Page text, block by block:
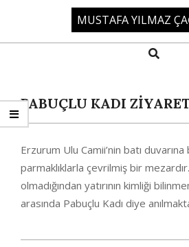
MUSTAFA YILMAZ
Search
PABUÇLU KADI
Erzurum Ulu Camii’nin batı
parmaklıklarla çevrilmiş bir
olmadığından yatırının kimliği
arasında Pabuçlu Kadı diye